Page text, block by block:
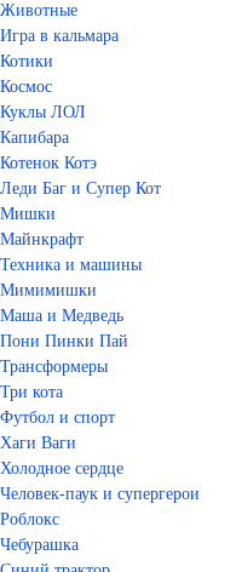
Животные
Игра в кальмара
Котики
Космос
Куклы ЛОЛ
Капибара
Котенок Котэ
Леди Баг и Супер Кот
Мишки
Майнкрафт
Техника и машины
Мимимишки
Маша и Медведь
Пони Пинки Пай
Трансформеры
Три кота
Футбол и спорт
Хаги Ваги
Холодное сердце
Человек-паук и супергерои
Роблокс
Чебурашка